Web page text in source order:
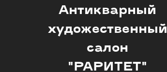
Антикварный
художественный
салон
"РАРИТЕТ"